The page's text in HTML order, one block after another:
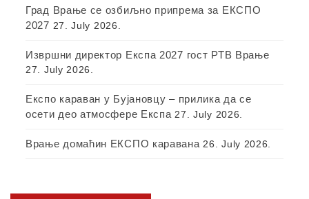
Град Врање се озбиљно припрема за ЕКСПО
2027 27. July 2026.
Извршни директор Експа 2027 гост РТВ Врање
27. July 2026.
Експо караван у Бујановцу – прилика да се
осети део атмосфере Експа 27. July 2026.
Врање домаћин ЕКСПО каравана 26. July 2026.